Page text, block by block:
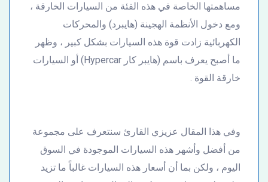
مساهمتها الخاصة في هذه الفئة من السيارات الخارقة ،
ومع دخول الأنظمة الهجينة (هايبرد) والمحركات
الكهربائية زادت قوة هذه السيارات بشكل كبير ، وظهر
ما أصبح يعرف باسم (هايبر كار Hypercar) أو السيارات
خارقة القوة .
وفي هذا المقال عزيزي القارئ سنتعرف على مجموعة
من أفضل وأشهر هذه السيارات الموجودة في السوق
اليوم ، ولكن بما أن أسعار هذه السيارات غالباً ما تزيد